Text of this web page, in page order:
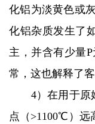
化铝为淡黄色或
化铝杂质发生了
主，并含有少量
常，这也解释了
4）在用于原
点（>1100℃）远